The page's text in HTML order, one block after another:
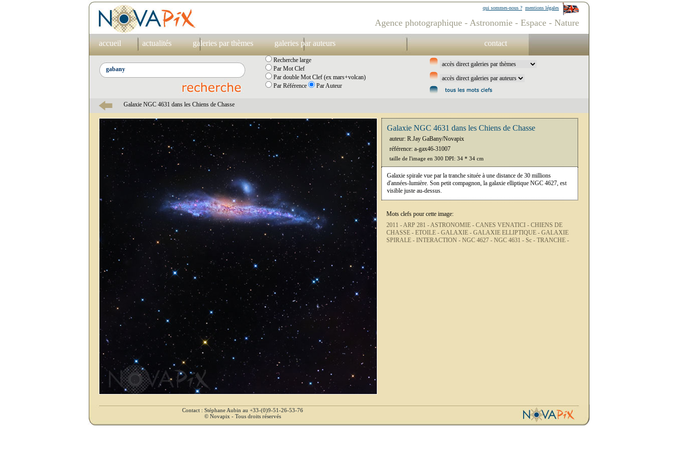
mentions légales
qui sommes-nous ?
Agence photographique - Astronomie - Espace - Nature
accueil actualités galeries par thèmes galeries par auteurs contact
Recherche large
Par Mot Clef
Par double Mot Clef (ex mars+volcan)
Par Référence
Par Auteur
Galaxie NGC 4631 dans les Chiens de Chasse
Galaxie NGC 4631 dans les Chiens de Chasse
auteur: R.Jay GaBany/Novapix
référence: a-gax46-31007
taille de l'image en 300 DPI: 34 * 34 cm
Galaxie spirale vue par la tranche située à une distance de 30 millions
d'années-lumière. Son petit compagnon, la galaxie elliptique NGC 4627, est
visible juste au-dessus.
Mots clefs pour cette image:
2011 -ARP 281 -ASTRONOMIE - CANES VENATICI - CHIENS DE
CHASSE - ETOILE - GALAXIE - GALAXIE ELLIPTIQUE - GALAXIE
SPIRALE - INTERACTION - NGC 4627 - NGC 4631 - Sc - TRANCHE -
Contact : Stéphane Aubin au +33-(0)9-51-26-53-76
© Novapix - Tous droits réservés